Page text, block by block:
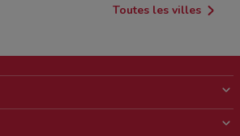
Toutes les villes